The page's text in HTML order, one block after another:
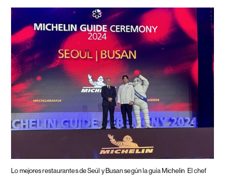
Lo mejores restaurantes de Seúl y Busan según la guía Michelin El chef